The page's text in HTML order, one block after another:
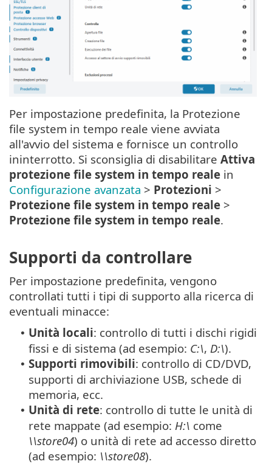
Per impostazione predefinita, la Protezione
file system in tempo reale viene avviata
all'avvio del sistema e fornisce un controllo
ininterrotto. Si sconsiglia di disabilitare Attiva
protezione file system in tempo reale in
Configurazione avanzata > Protezioni >
Protezione file system in tempo reale >
Protezione file system in tempo reale.
Supporti da controllare
Per impostazione predefinita, vengono
controllati tutti i tipi di supporto alla ricerca di
eventuali minacce:
• Unità locali: controllo di tutti i dischi rigidi
fissi e di sistema (ad esempio: C:\, D:\).
• Supporti rimovibili: controllo di CD/DVD,
supporti di archiviazione USB, schede di
memoria, ecc.
• Unità di rete: controllo di tutte le unità di
rete mappate (ad esempio: H:\ come
\\store04) o unità di rete ad accesso diretto
(ad esempio: \\store08).